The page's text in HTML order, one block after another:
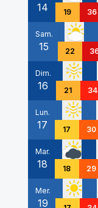
14 19 36
Sam.
15 22
Dim.
16 21 34
Lun.
17 17 30
Mar.
18 18 29
Mer.
19